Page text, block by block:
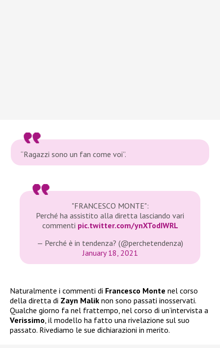
“Ragazzi sono un fan come voi”.
"FRANCESCO MONTE":
Perché ha assistito alla diretta lasciando vari
commenti pic.twitter.com/ynXTodIWRL
— Perché è in tendenza? (@perchetendenza)
January 18, 2021
Naturalmente i commenti di Francesco Monte nel corso
della diretta di Zayn Malik non sono passati inosservati.
Qualche giorno fa nel frattempo, nel corso di un’intervista a
Verissimo, il modello ha fatto una rivelazione sul suo
passato. Rivediamo le sue dichiarazioni in merito.